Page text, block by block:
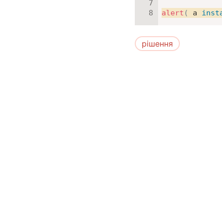
alert ( a
рішення